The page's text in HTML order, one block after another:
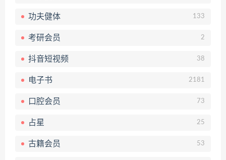
功夫健体 133
考研会员 2
抖音短视频 38
电子书 2181
口腔会员 73
占星 25
古籍会员 53